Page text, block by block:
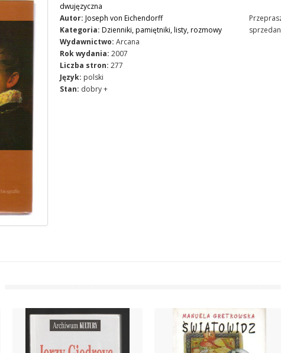
dwujęzyczna
Autor: Joseph von Eichendorff
Kategoria: Dzienniki, pamiętniki, listy, rozmowy
Wydawnictwo: Arcana
Rok wydania: 2007
Liczba stron: 277
Język: polski
Stan: dobry +